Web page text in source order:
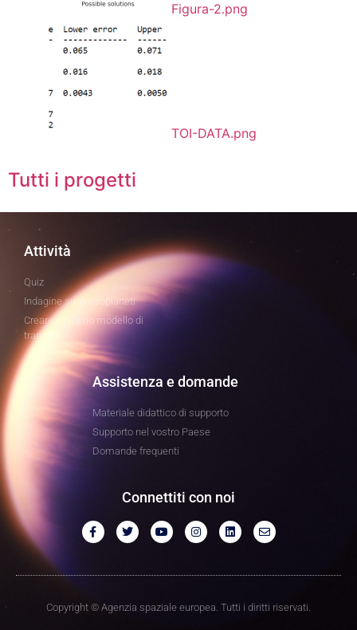
Figura-2.png
TOI-DATA.png
Tutti i progetti
Attività
Quiz
Indagine sugli esopianeti
Creare il proprio modello di
transito
Assistenza e domande
Materiale didattico di supporto
Supporto nel vostro Paese
Domande frequenti
Connettiti con noi
Copyright © Agenzia spaziale europea. Tutti i diritti riservati.